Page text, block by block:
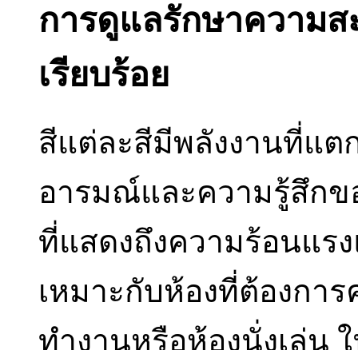
การดูแลรักษาความส
เรียบร้อย
สีแต่ละสีมีพลังงานที่แต
อารมณ์และความรู้สึกข
ที่แสดงถึงความร้อนแร
เหมาะกับห้องที่ต้องกา
ทำงานหรือห้องนั่งเล่น